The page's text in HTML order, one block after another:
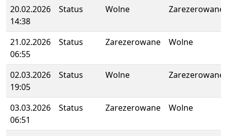
20.02.2026
14:38
Status Wolne Zarezerowane
21.02.2026
06:55
Status Zarezerowane Wolne
02.03.2026
19:05
Status Wolne Zarezerowane
03.03.2026
06:51
Status Zarezerowane Wolne